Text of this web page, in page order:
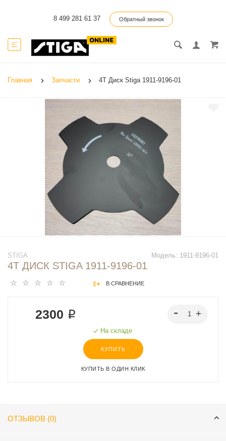
8 499 281 61 37 Обратный звонок
Главная Запчасти 4T Диск Stiga 1911-9196-01
Модель: 1911-9196-01
STIGA
4T ДИСК STIGA 1911-9196-01
В СРАВНЕНИЕ
2300 ₽
На складе
КУПИТЬ
КУПИТЬ В ОДИН КЛИК
ОТЗЫВОВ (0)